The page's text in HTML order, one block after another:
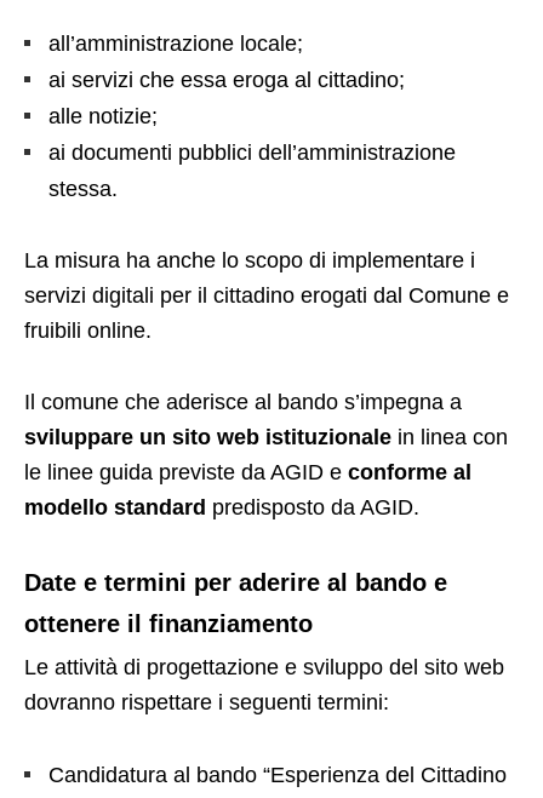
all’amministrazione locale;
ai servizi che essa eroga al cittadino;
alle notizie;
ai documenti pubblici dell’amministrazione
stessa.
La misura ha anche lo scopo di implementare i
servizi digitali per il cittadino erogati dal Comune e
fruibili online.
Il comune che aderisce al bando s’impegna a
sviluppare un sito web istituzionale in linea con
le linee guida previste da AGID e conforme al
modello standard predisposto da AGID.
Date e termini per aderire al bando e
ottenere il finanziamento
Le attività di progettazione e sviluppo del sito web
dovranno rispettare i seguenti termini:
Candidatura al bando “Esperienza del Cittadino